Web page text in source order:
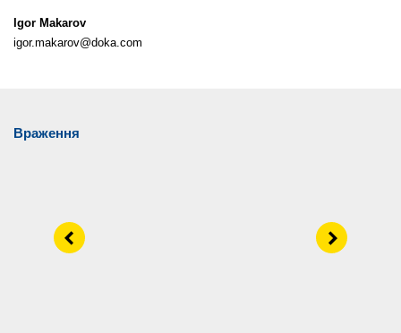
Igor Makarov
igor.makarov@doka.com
Враження
Left Right